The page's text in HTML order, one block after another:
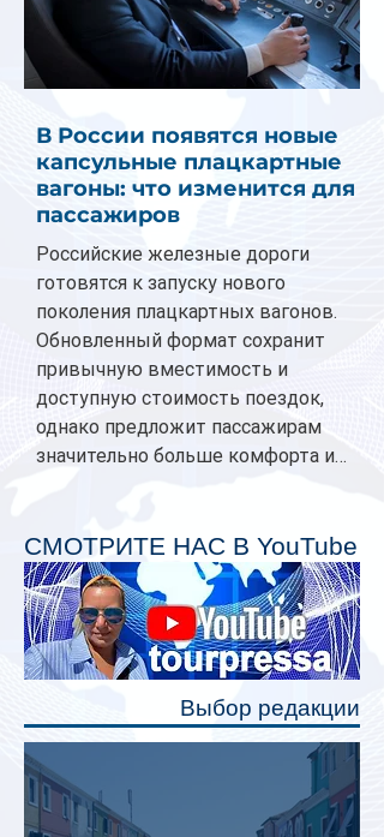
В России появятся новые
капсульные плацкартные
вагоны: что изменится для
пассажиров
Российские железные дороги
готовятся к запуску нового
поколения плацкартных вагонов.
Обновленный формат сохранит
привычную вместимость и
доступную стоимость поездок,
однако предложит пассажирам
значительно больше комфорта и
планируется начать в 2027 году.
Одним из главных нововведений
станут индивидуальные шторки у
каждого спального места. Они
позволят пассажирам закрыть свою
полку во время сна или отдыха,
СМОТРИТЕ НАС В YouTube
Выбор редакции